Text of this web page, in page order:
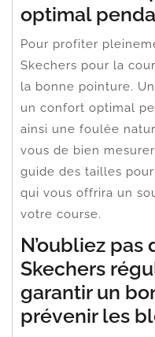
optimal
Pour profiter
Skechers pour la
la bonne pointure.
un confort optimal
ainsi une foulée
vous de bien
guide des tailles
qui vous offrira un
votre course.
N’oubliez
Skechers
garantir un
prévenir les